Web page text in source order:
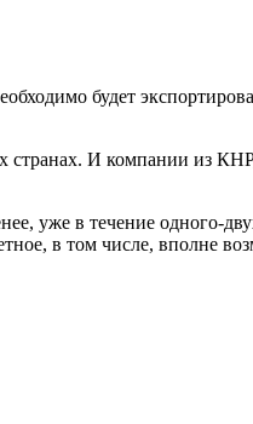
будет
странах. И компании из
уже в течение одного-
в том числе, вполне